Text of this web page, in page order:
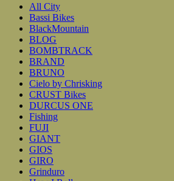
All City
Bassi Bikes
BlackMountain
BLOG
BOMBTRACK
BRAND
BRUNO
Cielo by Chrisking
CRUST Bikes
DURCUS ONE
Fishing
FUJI
GIANT
GIOS
GIRO
Grinduro